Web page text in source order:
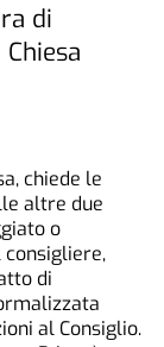
di
chiede le
altre due
o
consigliere,
di
al Consiglio.